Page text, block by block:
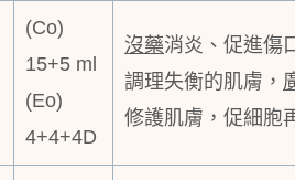
(Co)
15+5 ml
(Eo)
4+4+4D
沒藥消炎、促進傷
調理失衡的肌膚，
修護肌膚，促細胞